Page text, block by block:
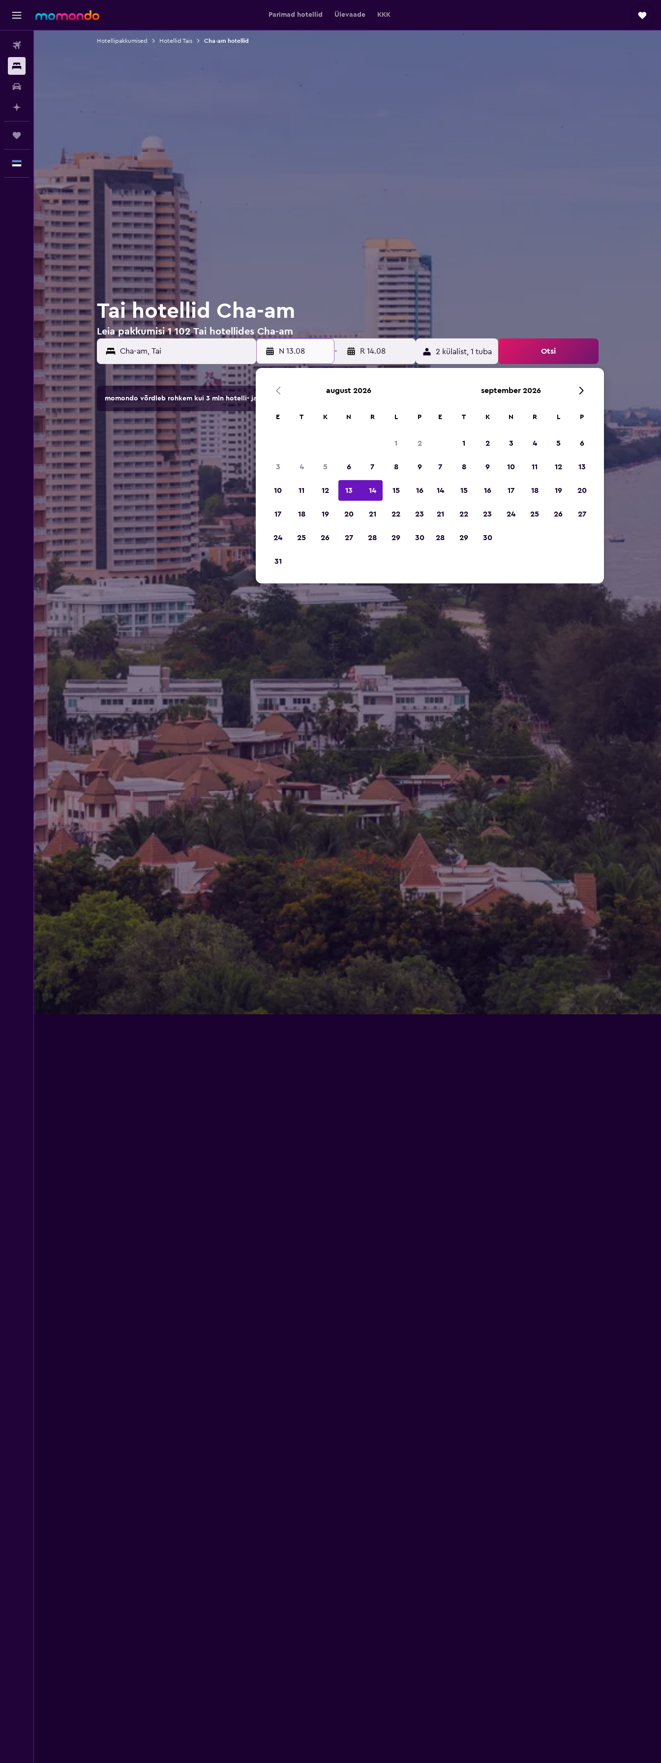
Parimad hotellid Ülevaade KKK
Hotellipakkumised Hotellid Tais Cha-am hotellid
Tai hotellid Cha-am
Leia pakkumisi 1 102 Tai hotellides Cha-am
N 13.08 - R 14.08 2 külalist, 1 tuba Otsi
momondo võrdleb rohkem kui 3 mln hotelli- ja majutuspakkumist.
august 2026
E T K N R L P
1 2
3 4 5 6 7 8 9
10 11 12 13 14 15 16
17 18 19 20 21 22 23
24 25 26 27 28 29 30
31
september 2026
E T K N R L P
1 2 3 4 5 6
7 8 9 10 11 12 13
14 15 16 17 18 19 20
21 22 23 24 25 26 27
28 29 30